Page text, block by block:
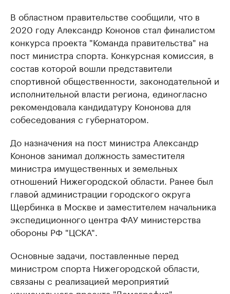
В областном правительстве сообщили, что в
2020 году Александр Кононов стал финалистом
конкурса проекта "Команда правительства" на
пост министра спорта. Конкурсная комиссия, в
состав которой вошли представители
спортивной общественности, законодательной и
исполнительной власти региона, единогласно
рекомендовала кандидатуру Кононова для
собеседования с губернатором.
До назначения на пост министра Александр
Кононов занимал должность заместителя
министра имущественных и земельных
отношений Нижегородской области. Ранее был
главой администрации городского округа
Щербинка в Москве и заместителем начальника
экспедиционного центра ФАУ министерства
обороны РФ "ЦСКА".
Основные задачи, поставленные перед
министром спорта Нижегородской области,
связаны с реализацией мероприятий